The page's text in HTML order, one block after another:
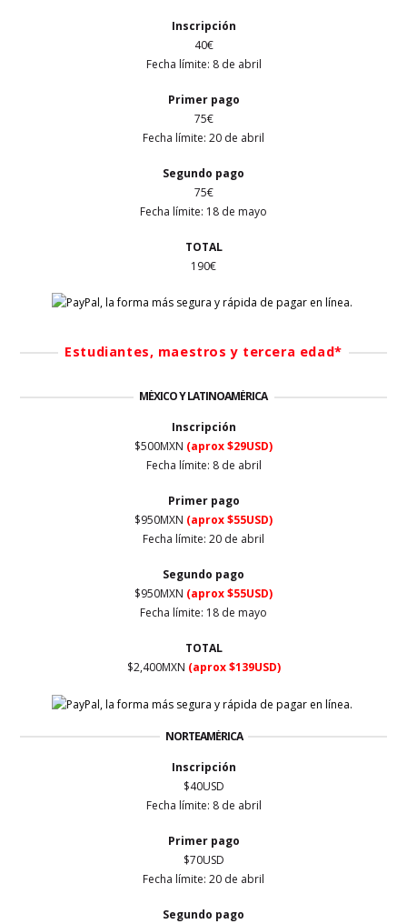
Inscripción
40€
Fecha límite: 8 de abril
Primer pago
75€
Fecha límite: 20 de abril
Segundo pago
75€
Fecha límite: 18 de mayo
TOTAL
190€
Estudiantes, maestros y tercera edad*
MÉXICO Y LATINOAMÉRICA
Inscripción
$500MXN (aprox $29USD)
Fecha límite: 8 de abril
Primer pago
$950MXN (aprox $55USD)
Fecha límite: 20 de abril
Segundo pago
$950MXN (aprox $55USD)
Fecha límite: 18 de mayo
TOTAL
$2,400MXN (aprox $139USD)
NORTEAMÉRICA
Inscripción
$40USD
Fecha límite: 8 de abril
Primer pago
$70USD
Fecha límite: 20 de abril
Segundo pago